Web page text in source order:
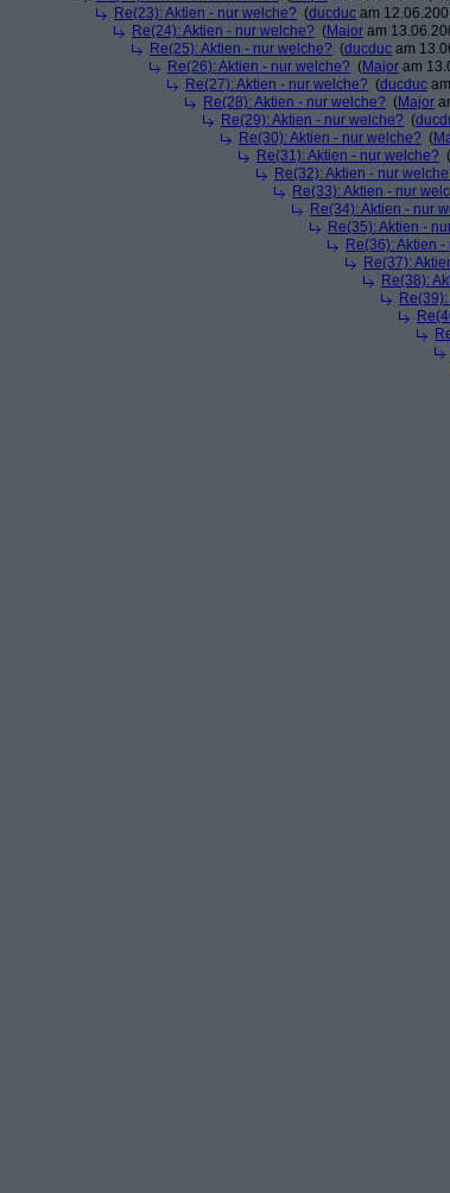
Re(23): Aktien - nur welche? (ducduc am
Re(24): Aktien - nur welche? (Major am
Re(25): Aktien - nur welche? (ducduc am
Re(26): Aktien - nur welche? (Major am
Re(27): Aktien - nur welche? (ducduc
Re(28): Aktien - nur welche? (Major
Re(29): Aktien - nur welche? (
Re(30): Aktien - nur welche? (
Re(31): Aktien - nur welche? (
Re(32): Aktien - nur
Re(33): Aktien - nur
Re(34): Aktien - nur
Re(35): Aktien -
Re(36): Aktien
Re(37):
Re(38):